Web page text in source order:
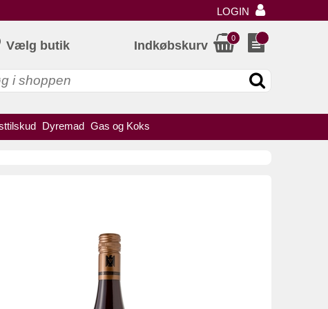
LOGIN
Vælg butik
Dyremad Gas og Koks
Indkøbskurv
0